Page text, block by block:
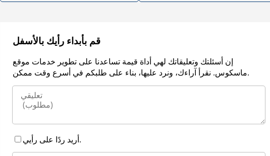
قم بأبداء رأيك بالأسفل
إن أسئلتك وتعليقاتك لهي أداة قيمة تساعدنا على تطوير خدمات موقع
ماسكوس. نقرأ آراءك، ونرد عليها، بناء على طلبكم في أسرع وقت ممكن.
أريد ردًا على رأيي.